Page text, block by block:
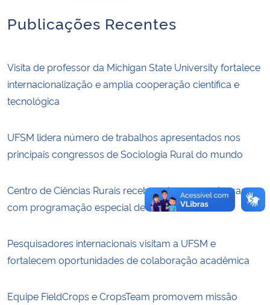
Secretaria-Geral
Secretaria de Governo
Gabinete de Segurança Institucional
Publicações Recentes
Visita de professor da Michigan State University fortalece
internacionalização e amplia cooperação científica e
tecnológica
UFSM lidera número de trabalhos apresentados nos
principais congressos de Sociologia Rural do mundo
Centro de Ciências Rurais recebe calouros e calouras
com programação especial de acolhimento
Pesquisadores internacionais visitam a UFSM e
fortalecem oportunidades de colaboração acadêmica
Equipe FieldCrops e CropsTeam promovem missão